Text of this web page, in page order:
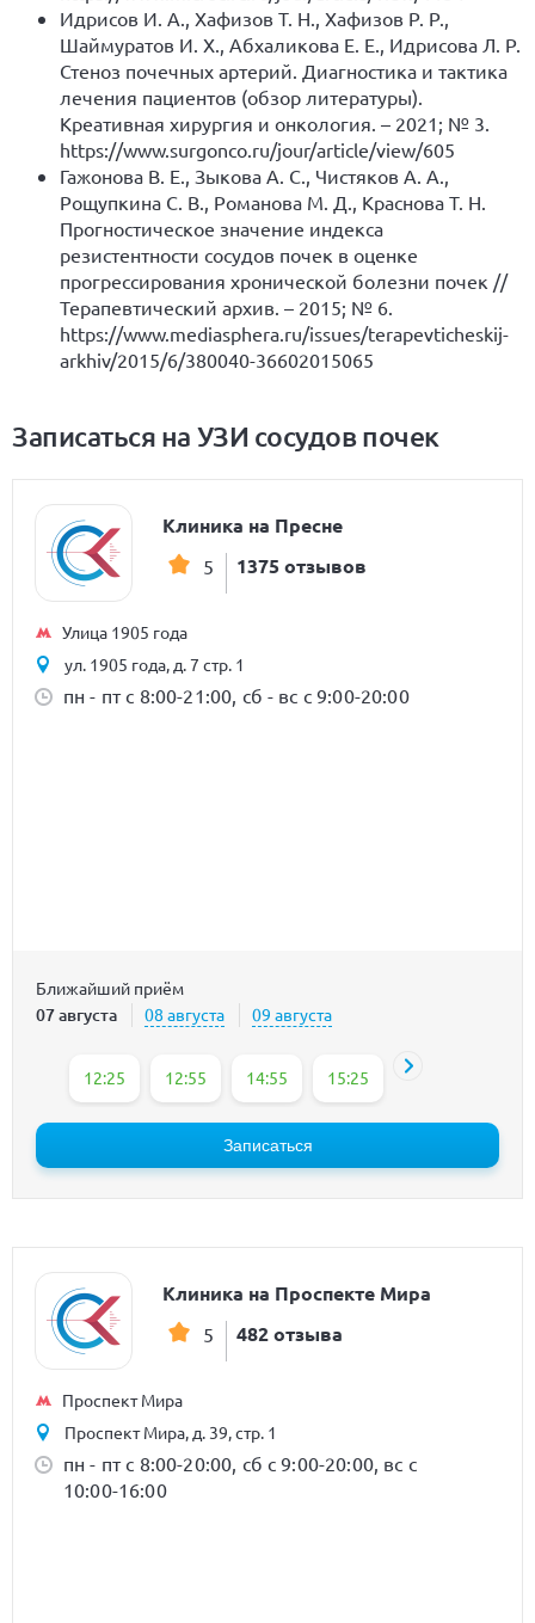
Идрисов И. А., Хафизов Т. Н., Хафизов Р. Р.,
Шаймуратов И. Х., Абхаликова Е. Е., Идрисова Л. Р.
Стеноз почечных артерий. Диагностика и тактика
лечения пациентов (обзор литературы).
Креативная хирургия и онкология. – 2021; № 3.
https://www.surgonco.ru/jour/article/view/605
Гажонова В. Е., Зыкова А. С., Чистяков А. А.,
Рощупкина С. В., Романова М. Д., Краснова Т. Н.
Прогностическое значение индекса
резистентности сосудов почек в оценке
прогрессирования хронической болезни почек //
Терапевтический архив. – 2015; № 6.
https://www.mediasphera.ru/issues/terapevticheskij-
arkhiv/2015/6/380040-36602015065
Записаться на УЗИ сосудов почек
Клиника на Пресне
5 1375 отзывов
Улица 1905 года
ул. 1905 года, д. 7 стр. 1
пн - пт с 8:00-21:00, сб - вс с 9:00-20:00
Ближайший приём
07 августа 08 августа 09 августа
12:25 12:55 14:55 15:25 15:55
Записаться
Клиника на Проспекте Мира
5 482 отзыва
Проспект Мира
Проспект Мира, д. 39, стр. 1
пн - пт с 8:00-20:00, сб с 9:00-20:00, вс с
10:00-16:00